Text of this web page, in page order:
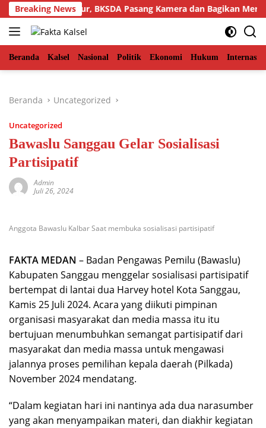
Langsung
ke
konten
Breaking News
Aceh Timur, BKSDA Pasang Kamera dan Bagikan Mercon
Beranda Kalsel Nasional Politik Ekonomi Hukum
Beranda Uncategorized
Uncategorized
Bawaslu Sanggau Gelar Sosialisasi
Partisipatif
Admin
Juli 26, 2024
Anggota Bawaslu Kalbar Saat membuka sosialisasi partisipatif
FAKTA MEDAN – Badan Pengawas Pemilu (Bawaslu)
Kabupaten Sanggau menggelar sosialisasi partisipatif
bertempat di lantai dua Harvey hotel Kota Sanggau,
Kamis 25 Juli 2024. Acara yang diikuti pimpinan
organisasi masyarakat dan media massa itu itu
bertujuan menumbuhkan semangat partisipatif dari
masyarakat dan media massa untuk mengawasi
jalannya proses pemilihan kepala daerah (Pilkada)
November 2024 mendatang.
“Dalam kegiatan hari ini nantinya ada dua narasumber
yang akan menyampaikan materi, dan diakhir kegiatan